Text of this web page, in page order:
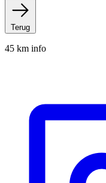
Terug
45 km info